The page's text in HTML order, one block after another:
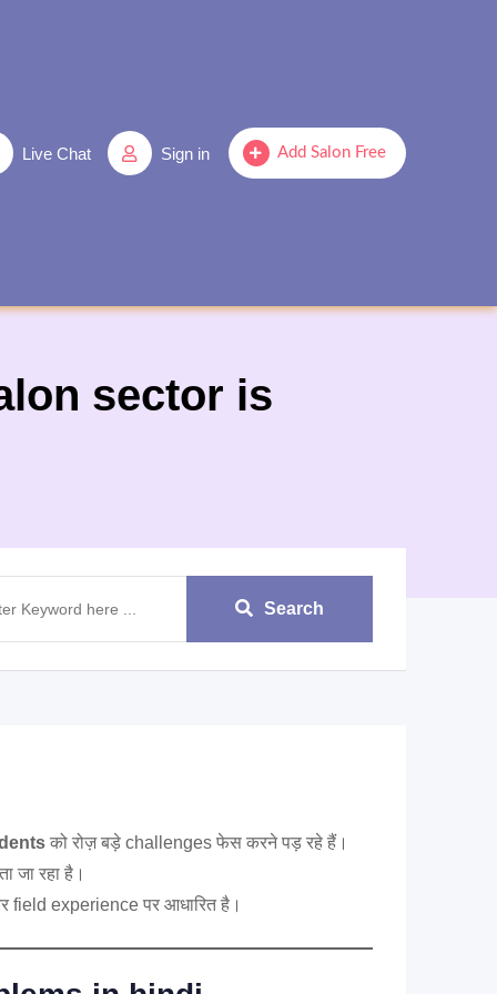
Add Salon Free
Sign in
Live Chat
sector is
Search
को रोज़ बड़े challenges फेस करने पड़ रहे हैं।
जा रहा है।
field experience पर आधारित है।